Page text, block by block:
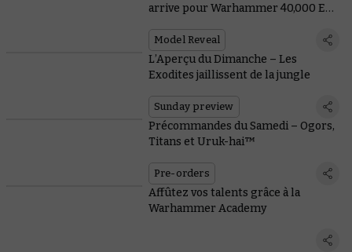
arrive pour Warhammer 40,000 ET
Model Reveal
L’Aperçu du Dimanche – Les
Exodites jaillissent de la jungle
Sunday preview
Précommandes du Samedi – Ogors,
Titans et Uruk-hai™
Pre-orders
Affûtez vos talents grâce à la
Warhammer Academy